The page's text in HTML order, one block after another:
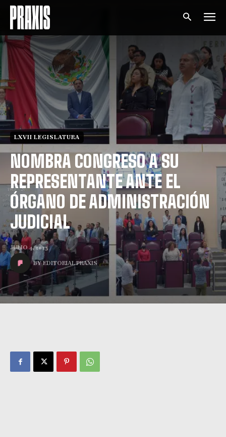
LXVII LEGISLATURA
NOMBRA CONGRESO A SU
REPRESENTANTE ANTE EL
ÓRGANO DE ADMINISTRACIÓN
JUDICIAL
JULIO 4, 2025
BY EDITORIAL PRAXIS